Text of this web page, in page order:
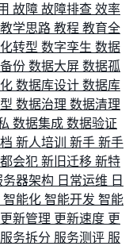
故障 故障排查 效率
教学思路 教程 教育全
转型 数字孪生 数据
份 数据大屏 数据孤
数据库设计 数据库
数据治理 数据清理
数据集成 数据验证
新人培训 新手 新手
会犯 新旧迁移 新特
务器架构 日常运维 日
智能化 智能开发 智能
更新管理 更新速度 更
服务拆分 服务测评 服